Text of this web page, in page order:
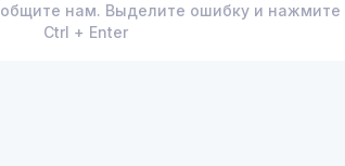
нам. Выделите ошибку и нажмите
Ctrl + Enter